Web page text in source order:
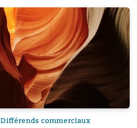
Saudi Arabia’s recent
Différends commerciaux